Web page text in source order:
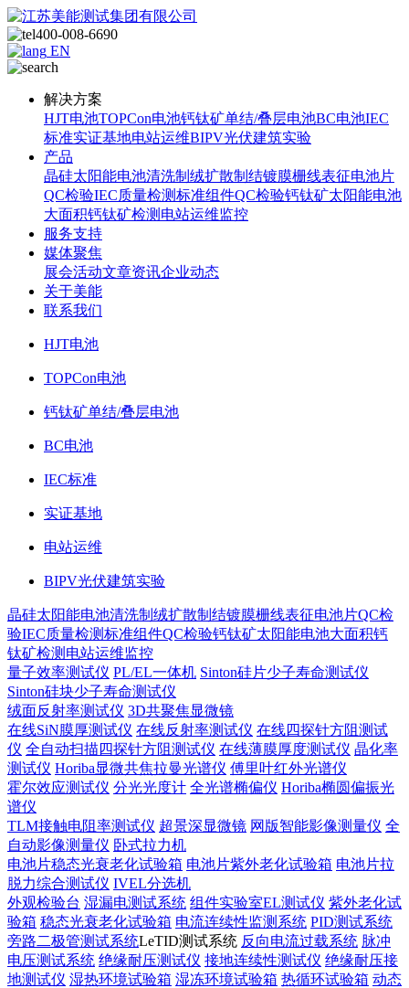
400-008-6690
EN
解决方案
HJT电池TOPCon电池钙钛矿单结/叠层电池BC电池IEC
标准实证基地电站运维BIPV光伏建筑实验
产品
晶硅太阳能电池清洗制绒扩散制结镀膜栅线表征电池片
QC检验IEC质量检测标准组件QC检验钙钛矿太阳能电池
大面积钙钛矿检测 电站运维监控
服务支持
媒体聚焦
展会活动文章资讯企业动态
关于美能
联系我们
HJT电池
TOPCon电池
钙钛矿单结/叠层电池
BC电池
IEC标准
实证基地
电站运维
BIPV光伏建筑实验
晶硅太阳能电池清洗制绒扩散制结镀膜栅线表征电池片QC检
验IEC质量检测标准组件QC检验钙钛矿太阳能电池大面积钙
钛矿检测 电站运维监控
量子效率测试仪 PL/EL一体机 Sinton硅片少子寿命测试仪
Sinton硅块少子寿命测试仪
绒面反射率测试仪 3D共聚焦显微镜
在线SiN膜厚测试仪 在线反射率测试仪 在线四探针方阻测试
仪 全自动扫描四探针方阻测试仪 在线薄膜厚度测试仪 晶化率
测试仪 Horiba显微共焦拉曼光谱仪 傅里叶红外光谱仪
霍尔效应测试仪 分光光度计 全光谱椭偏仪 Horiba椭圆偏振光
谱仪
TLM接触电阻率测试仪 超景深显微镜 网版智能影像测量仪 全
自动影像测量仪 卧式拉力机
电池片稳态光衰老化试验箱 电池片紫外老化试验箱 电池片拉
脱力综合测试仪 IVEL分选机
外观检验台 湿漏电测试系统 组件实验室EL测试仪 紫外老化试
验箱 稳态光衰老化试验箱 电流连续性监测系统 PID测试系统
旁路二极管测试系统LeTID测试系统 反向电流过载系统 脉冲
电压测试系统 绝缘耐压测试仪 接地连续性测试仪 绝缘耐压接
地测试仪 湿热环境试验箱 湿冻环境试验箱 热循环试验箱 动态